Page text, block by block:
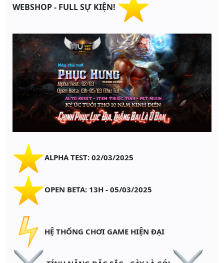
WEBSHOP - FULL SỰ KIỆN!
ALPHA TEST: 02/03/2025
OPEN BETA: 13H - 05/03/2025
HỆ THỐNG CHƠI GAME HIỆN ĐẠI